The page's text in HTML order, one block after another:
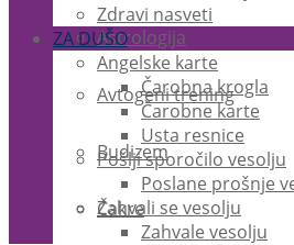
Astrologija
Avtogeni trening
Budizem
Čakre
Zdravi nasveti
ZA DUŠO
Angelske karte
Čarobna krogla
Čarobne karte
Usta resnice
Pošlji sporočilo vesolju
Poslane prošnje
Zahvali se vesolju
Zahvale vesolju